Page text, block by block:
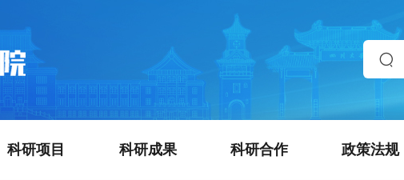
科研项目 科研成果 科研合作 政策法规